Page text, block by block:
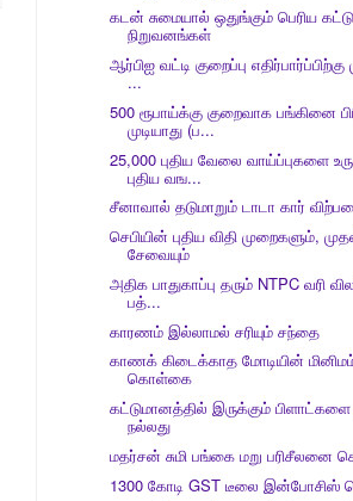
கடன் சுமையால் ஒதுங்கும் பெரிய
நிறுவனங்கள்
ஆர்பிஐ வட்டி குறைப்பு
...
500 ரூபாய்க்கு குறைவாக பங்கினை
முடியாது (ப...
25,000 புதிய வேலை வாய்ப்புகளை
புதிய வங...
சீனாவால் தடுமாறும் டாடா கார்
செபியின் புதிய விதி முறைகளும்,
சேவையும்
அதிக பாதுகாப்பு தரும் NTPC வரி
பத்...
காரணம் இல்லாமல் சரியும் சந்தை
காணக் கிடைக்காத மோடியின்
கொள்கை
கட்டுமானத்தில் இருக்கும் பிளாட்களை
நல்லது
மதர்சன் சுமி பங்கை மறு பரிசீலனை
1300 கோடி GST டீலை இன்போசிஸ்